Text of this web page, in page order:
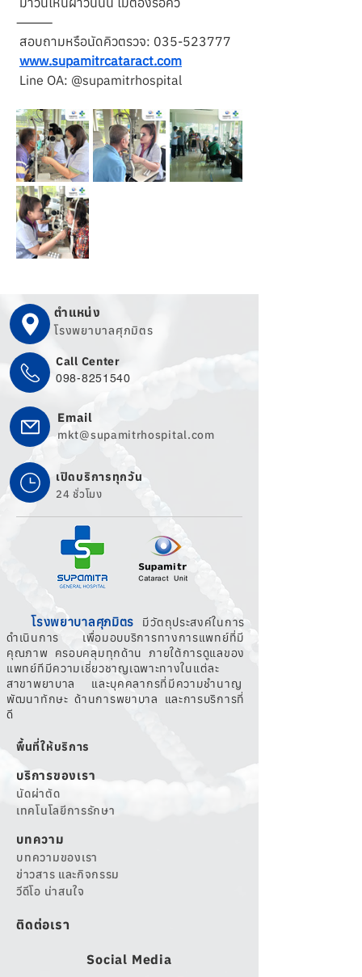
⸻
สอบถามหรือนัดคิวตรวจ: 035-523777
www.supamitrcataract.com
Line OA: @supamitrhospital
ตำแหน่ง
โรงพยาบาลศุภมิตร
Call Center
098-8251540
Email
mkt@supamitrhospital.com
เปิดบริการทุกวัน
24 ชั่วโมง
โรงพยาบาลศุภมิตร มีวัตถุประสงค์ในการ
ดำเนินการ เพื่อมอบบริการทางการแพทย์ที่มี
คุณภาพ ครอบคลุมทุกด้าน ภายใต้การดูแลของ
แพทย์ทีมีความเชี่ยวชาญเฉพาะทางในแต่ละ
สาขาพยาบาล และบุคคลากรที่มีความชำนาญ
พัฒนาทักษะ ด้านการพยาบาล และการบริการที่
ดี
พื้นที่ให้บริการ
บริการของเรา
นัดผ่าตัด
เทคโนโลยีการรักษา
บทความ
บทความของเรา
ข่าวสาร และกิจกรรม
วีดีโอ น่าสนใจ
ติดต่อเรา
Social Media